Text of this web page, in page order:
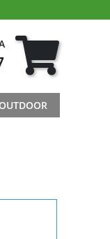
OUTDOOR